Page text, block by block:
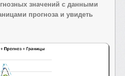
значений с данными
прогноза и увидеть